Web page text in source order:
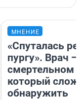
МНЕНИЕ
«Спуталась
пургу». Врач —
смертельном
который
обнаружить